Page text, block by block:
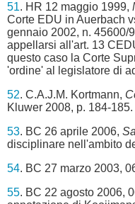
51. HR 12 maggio 1999,
Corte EDU in Auerbach
gennaio 2002, n. 45600/
appellarsi all'art. 13
questo caso la Corte
'ordine' al legislatore di
52. C.A.J.M. Kortmann,
Kluwer 2008, p. 184-185.
53. BC 26 aprile 2006,
disciplinare nell'ambito
54. BC 27 marzo 2003,
55. BC 22 agosto 2006,